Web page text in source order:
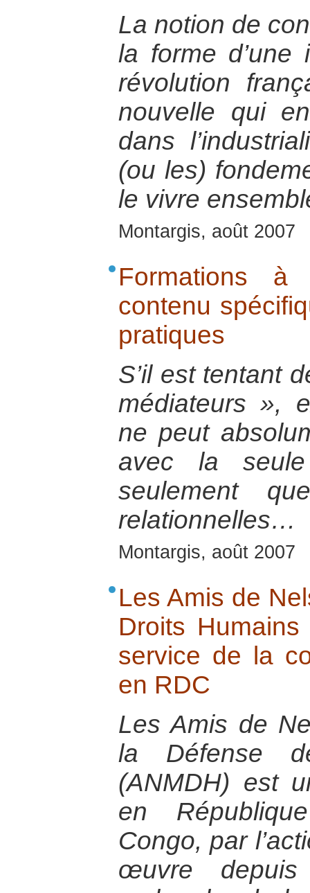
La notion de
la forme d’une
révolution
nouvelle qui
dans
(ou les)
le vivre
Montargis, août 2007
Formations
contenu
pratiques
S’il est tentant
médiateurs »,
ne peut
avec la
seulement
relationnelles…
Montargis, août 2007
Les Amis de
Droits
service de la
en RDC
Les Amis de
la Défense
(ANMDH) est
en
Congo, par
œuvre